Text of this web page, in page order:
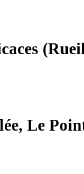
Le